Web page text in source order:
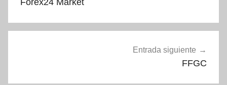
Entrada siguiente
FFGC